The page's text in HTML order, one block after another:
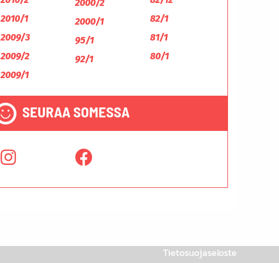
2010/1
2009/3
2009/2
2009/1
2000/2
2000/1
95/1
92/1
82/1
81/1
80/1
SEURAA SOMESSA
Tietosuojaseloste